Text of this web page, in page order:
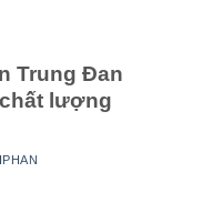
Trung Đan
lượng